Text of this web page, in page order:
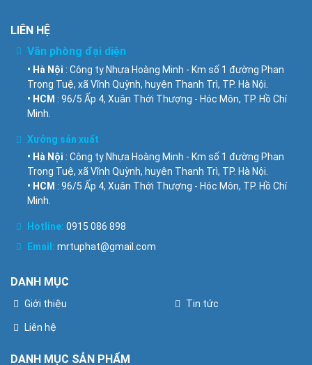
LIÊN HỆ
Văn phòng đại diện
• Hà Nội : Công ty Nhựa Hoàng Minh - Km số 1 đường Phan
Trọng Tuệ, xã Vĩnh Quỳnh, huyện Thanh Trì, TP. Hà Nội.
• HCM : 96/5 Ấp 4, Xuân Thới Thượng - Hóc Môn, TP. Hồ Chí
Minh.
Xưởng sản xuất
• Hà Nội : Công ty Nhựa Hoàng Minh - Km số 1 đường Phan
Trọng Tuệ, xã Vĩnh Quỳnh, huyện Thanh Trì, TP. Hà Nội.
• HCM : 96/5 Ấp 4, Xuân Thới Thượng - Hóc Môn, TP. Hồ Chí
Minh.
Hotline: 0915 086 898
Email: mrtuphat@gmail.com
DANH MỤC
Giới thiệu
Liên hệ
Tin tức
DANH MỤC SẢN PHẨM